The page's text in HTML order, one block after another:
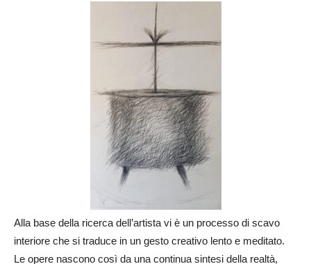
Alla base della ricerca dell’artista vi è un processo di scavo
interiore che si traduce in un gesto creativo lento e meditato.
Le opere nascono così da una continua sintesi della realtà,